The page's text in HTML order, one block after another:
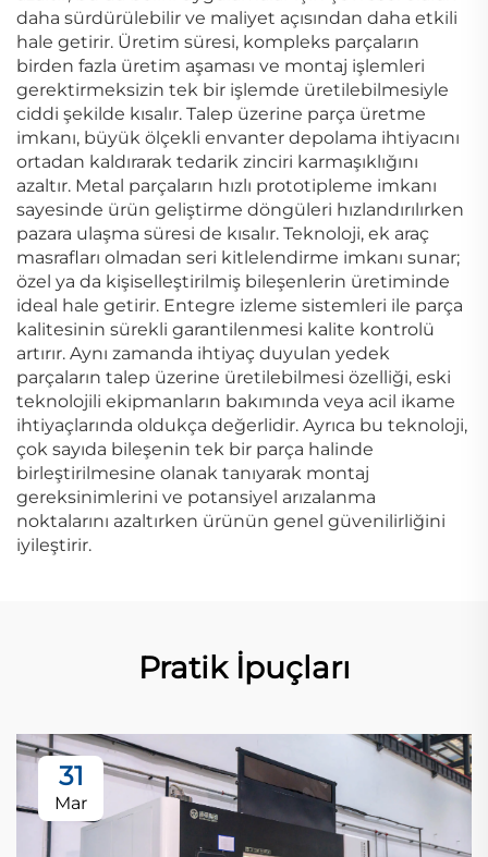
daha sürdürülebilir ve maliyet açısından daha etkili
hale getirir. Üretim süresi, kompleks parçaların
birden fazla üretim aşaması ve montaj işlemleri
gerektirmeksizin tek bir işlemde üretilebilmesiyle
ciddi şekilde kısalır. Talep üzerine parça üretme
imkanı, büyük ölçekli envanter depolama ihtiyacını
ortadan kaldırarak tedarik zinciri karmaşıklığını
azaltır. Metal parçaların hızlı prototipleme imkanı
sayesinde ürün geliştirme döngüleri hızlandırılırken
pazara ulaşma süresi de kısalır. Teknoloji, ek araç
masrafları olmadan seri kitlelendirme imkanı sunar;
özel ya da kişiselleştirilmiş bileşenlerin üretiminde
ideal hale getirir. Entegre izleme sistemleri ile parça
kalitesinin sürekli garantilenmesi kalite kontrolü
artırır. Aynı zamanda ihtiyaç duyulan yedek
parçaların talep üzerine üretilebilmesi özelliği, eski
teknolojili ekipmanların bakımında veya acil ikame
ihtiyaçlarında oldukça değerlidir. Ayrıca bu teknoloji,
çok sayıda bileşenin tek bir parça halinde
birleştirilmesine olanak tanıyarak montaj
gereksinimlerini ve potansiyel arızalanma
noktalarını azaltırken ürünün genel güvenilirliğini
iyileştirir.
Pratik İpuçları
31
Mar